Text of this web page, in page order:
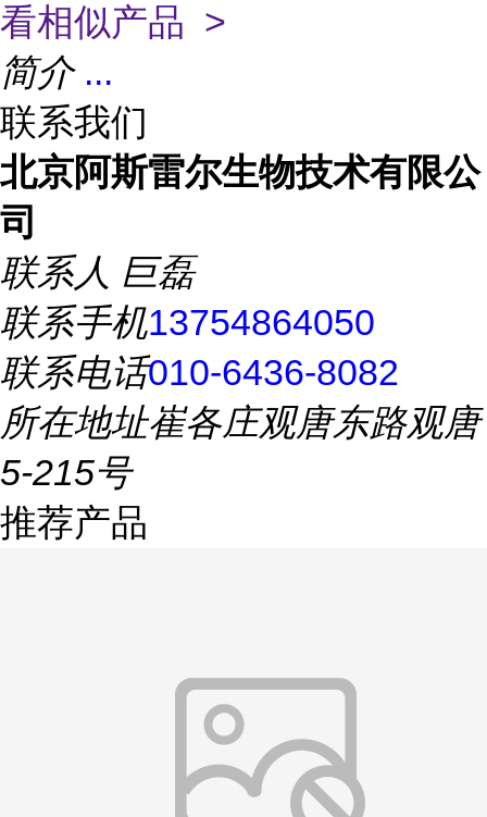
看相似产品 >
简介 ...
联系我们
北京阿斯雷尔生物技术有限公
司
联系人 巨磊
联系手机13754864050
联系电话010-6436-8082
所在地址崔各庄观唐东路观唐
5-215号
推荐产品